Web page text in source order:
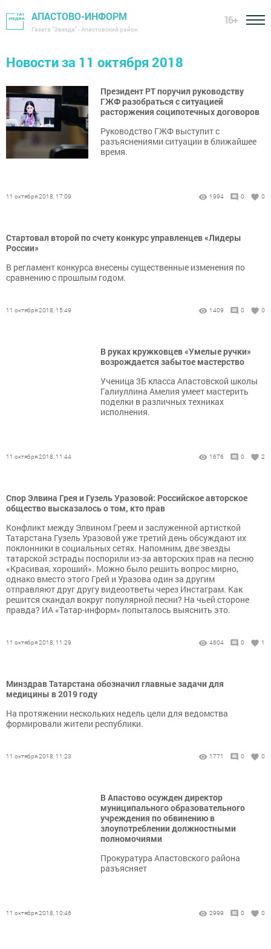
АПАСТОВО-ИНФОРМ
Газета "Звезда" - Апастовский район
16+
Новости за 11 октября 2018
Президент РТ поручил руководству
ГЖФ разобраться с ситуацией
расторжения соципотечных договоров
Руководство ГЖФ выступит с
разъяснениями ситуации в ближайшее
время.
11 октября 2018, 17:09 1994 0 0
Стартовал второй по счету конкурс управленцев «Лидеры
России»
В регламент конкурса внесены существенные изменения по
сравнению с прошлым годом.
11 октября 2018, 15:49 1409 0 0
В руках кружковцев «Умелые ручки»
возрождается забытое мастерство
Ученица 3Б класса Апастовской школы
Галиуллина Амелия умеет мастерить
поделки в различных техниках
исполнения.
11 октября 2018, 11:44 1676 0 2
Спор Элвина Грея и Гузель Уразовой: Российское авторское
общество высказалось о том, кто прав
Конфликт между Элвином Греем и заслуженной артисткой
Татарстана Гузель Уразовой уже третий день обсуждают их
поклонники в социальных сетях. Напомним, две звезды
татарской эстрады поспорили из-за авторских прав на песню
«Красивая, хороший». Можно было решить вопрос мирно,
однако вместо этого Грей и Уразова один за другим
отправляют друг другу видеоответы через Инстаграм. Как
решится скандал вокруг популярной песни? На чьей стороне
правда? ИА «Татар-информ» попыталось выяснить это.
11 октября 2018, 11:29 4604 0 1
Минздрав Татарстана обозначил главные задачи для
медицины в 2019 году
На протяжении нескольких недель цели для ведомства
формировали жители республики.
11 октября 2018, 11:23 1771 0 0
В Апастово осужден директор
муниципального образовательного
учреждения по обвинению в
злоупотреблении должностными
полномочиями
Прокуратура Апастовского района
разъясняет
11 октября 2018, 10:46 2999 0 0